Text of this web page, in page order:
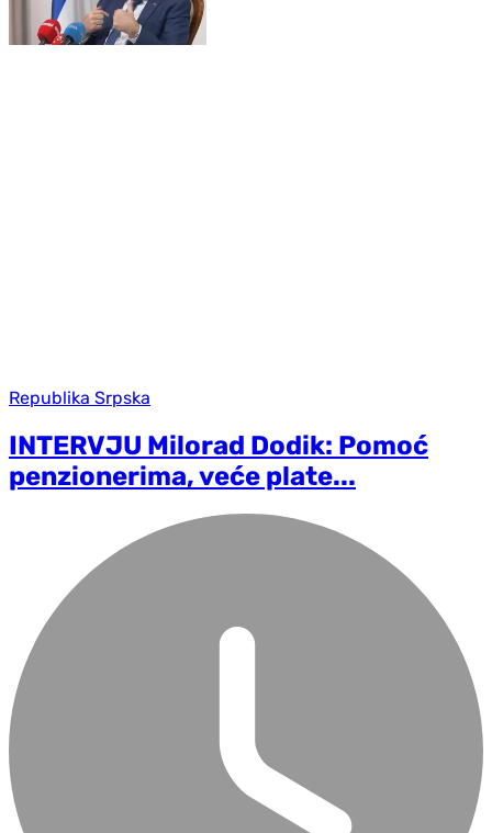
Republika Srpska
INTERVJU Milorad Dodik: Pomoć
penzionerima, veće plate...